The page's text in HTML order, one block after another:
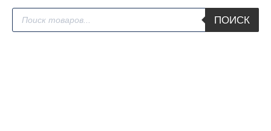
Поиск
товаров
ПОИСК